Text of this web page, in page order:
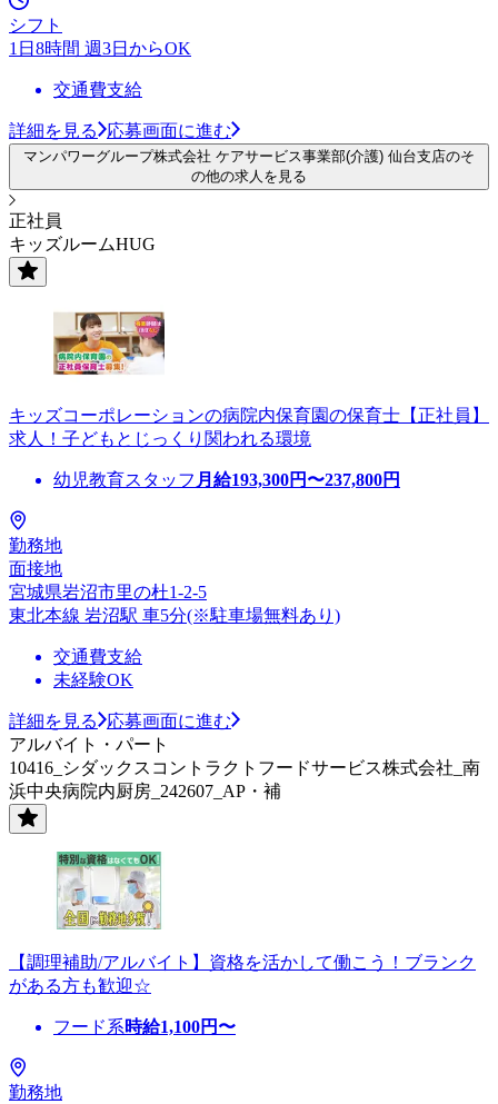
シフト
1日8時間 週3日からOK
交通費支給
詳細を見る 応募画面に進む
マンパワーグループ株式会社 ケアサービス事業部(介護) 仙台支店のそ
の他の求人を見る
正社員
キッズルームHUG
キッズコーポレーションの病院内保育園の保育士【正社員】
求人！子どもとじっくり関われる環境
幼児教育スタッフ 月給193,300円〜237,800円
勤務地
面接地
宮城県岩沼市里の杜1-2-5
東北本線 岩沼駅 車5分(※駐車場無料あり)
交通費支給
未経験OK
詳細を見る
応募画面に進む
アルバイト・パート
10416_シダックスコントラクトフードサービス株式会社_南
浜中央病院内厨房_242607_AP・補
【調理補助/アルバイト】資格を活かして働こう！ブランク
がある方も歓迎☆
フード系時給1,100円〜
勤務地